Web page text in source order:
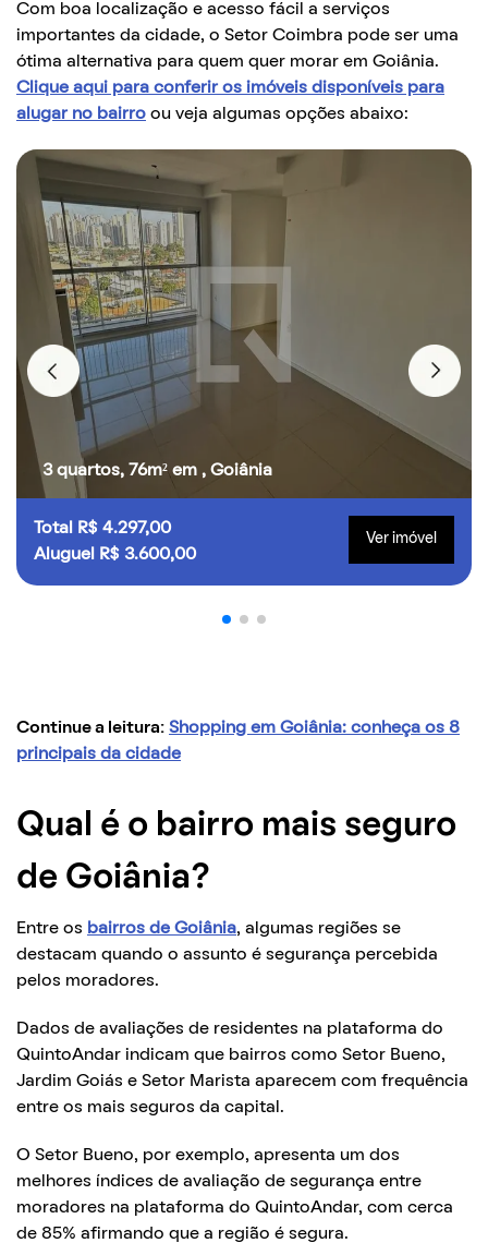
Com boa localização e acesso fácil a serviços
importantes da cidade, o Setor Coimbra pode ser uma
ótima alternativa para quem quer morar em Goiânia.
Clique aqui para conferir os imóveis disponíveis para
alugar no bairro ou veja algumas opções abaixo:
3 quartos, 76m² em , Goiânia
Total R$ 4.297,00
Aluguel R$ 3.600,00
Ver imóvel
Continue a leitura: Shopping em Goiânia: conheça os 8
principais da cidade
Qual é o bairro mais seguro
de Goiânia?
Entre os bairros de Goiânia, algumas regiões se
destacam quando o assunto é segurança percebida
pelos moradores.
Dados de avaliações de residentes na plataforma do
QuintoAndar indicam que bairros como Setor Bueno,
Jardim Goiás e Setor Marista aparecem com frequência
entre os mais seguros da capital.
O Setor Bueno, por exemplo, apresenta um dos
melhores índices de avaliação de segurança entre
moradores na plataforma do QuintoAndar, com cerca
de 85% afirmando que a região é segura.